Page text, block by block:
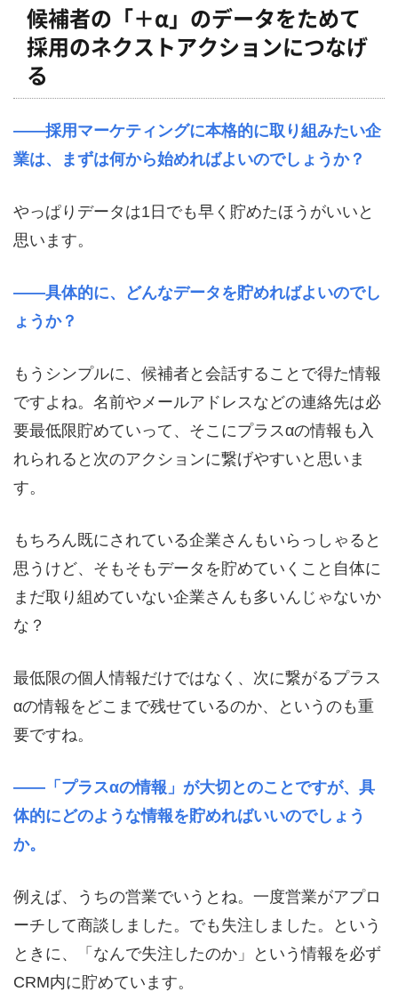
候補者の「＋α」のデータをためて
採用のネクストアクションにつなげ
る
――採用マーケティングに本格的に取り組みたい企
業は、まずは何から始めればよいのでしょうか？
やっぱりデータは1 日でも早く貯めたほうがいいと
思います。
――具体的に、どんなデータを貯めればよいのでし
ょうか？
もうシンプルに、候補者と会話することで得た情報
ですよね。名前やメールアドレスなどの連絡先は必
要最低限貯めていって、そこにプラスαの情報も入
れられると次のアクションに繋げやすいと思いま
す。
もちろん既にされている企業さんもいらっしゃると
思うけど、そもそもデータを貯めていくこと自体に
まだ取り組めていない企業さんも多いんじゃないか
な？
最低限の個人情報だけではなく、次に繋がるプラス
αの情報をどこまで残せているのか、というのも重
要ですね。
――「プラスαの情報」が大切とのことですが、具
体的にどのような情報を貯めればいいのでしょう
か。
例えば、うちの営業でいうとね。一度営業がアプロ
ーチして商談しました。でも失注しました。という
ときに、「なんで失注したのか」という情報を必ず
CRM内に貯めています。